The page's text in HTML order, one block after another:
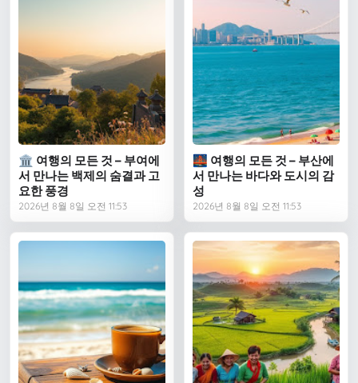
🏛 여행의 모든 것 – 부여에
서 만나는 백제의 숨결과 고
요한 풍경
2026년 8월 8일 오전 11:53
🌉 여행의 모든 것 – 부산에
서 만나는 바다와 도시의 감
성
2026년 8월 8일 오전 11:53